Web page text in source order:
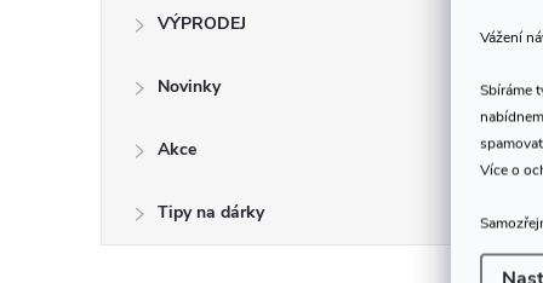
Vážení
Sbíráme
Více o
VÝPRODEJ
Novinky
Akce
Tipy na dárky